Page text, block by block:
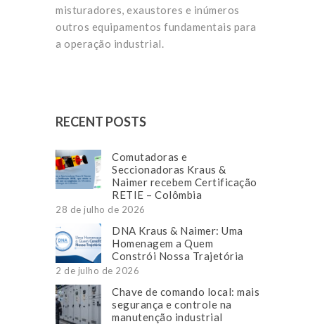
misturadores, exaustores e inúmeros
outros equipamentos fundamentais para
a operação industrial.
RECENT POSTS
Comutadoras e
Seccionadoras Kraus &
Naimer recebem Certificação
RETIE – Colômbia
28 de julho de 2026
DNA Kraus & Naimer: Uma
Homenagem a Quem
Constrói Nossa Trajetória
2 de julho de 2026
Chave de comando local: mais
segurança e controle na
manutenção industrial